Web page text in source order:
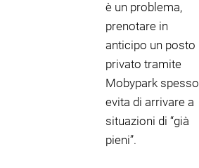
è un problema,
prenotare in
anticipo un posto
privato tramite
Mobypark spesso
evita di arrivare a
situazioni di “già
pieni”.